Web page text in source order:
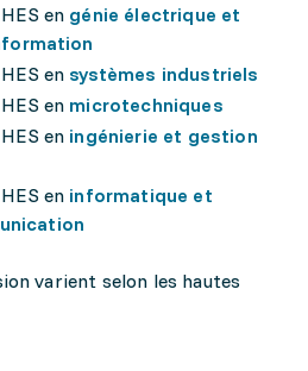
en génie électrique et
en systèmes industriels
en microtechniques
en ingénierie et gestion
en informatique et
varient selon les hautes